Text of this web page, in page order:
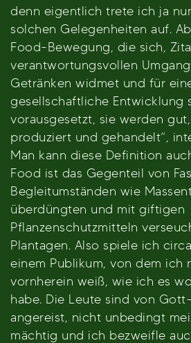
denn eigentlich trete ich ja
solchen Gelegenheiten auf.
Food-Bewegung, die sich,
verantwortungsvollen
Getränken widmet und für
gesellschaftliche Entwicklung
vorausgesetzt, sie werden
produziert und gehandelt“,
Man kann diese Definition
Food ist das Gegenteil von
Begleitumständen wie
überdüngten und mit giftigen
Pflanzenschutzmitteln
Plantagen. Also spiele ich
einem Publikum, von dem ich
vornherein weiß, wie ich es
habe. Die Leute sind von
angereist, nicht unbedingt
mächtig und ich bezweifle